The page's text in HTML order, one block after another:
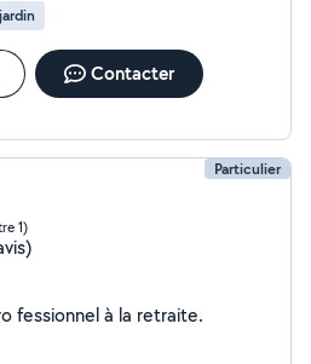
!
Contacter
Particulier
1)
Jardinier pépinièriste pro fessionnel à la retraite.